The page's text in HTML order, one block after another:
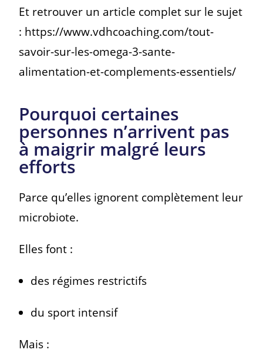
Et retrouver un article complet sur le sujet
: https://www.vdhcoaching.com/tout-
savoir-sur-les-omega-3-sante-
alimentation-et-complements-essentiels/
Pourquoi certaines
personnes n’arrivent pas
à maigrir malgré leurs
efforts
Parce qu’elles ignorent complètement leur
microbiote.
Elles font :
des régimes restrictifs
du sport intensif
Mais :